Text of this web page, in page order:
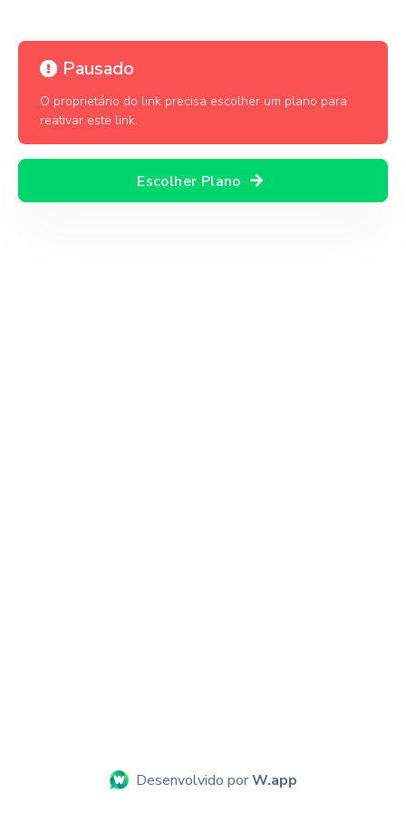
Pausado
O proprietário do link precisa escolher um plano para
reativar este link.
Escolher Plano
Desenvolvido porW.app